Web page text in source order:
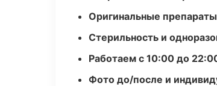
Оригинальные
Стерильность и
Работаем с 10:00 до
Фото до/после и